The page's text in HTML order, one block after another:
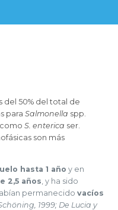
del 50% del total de
paraSalmonella spp.
comoS. enterica ser.
son más
hasta 1 año y en
2,5 años , y ha sido
permanecidovacíos
1999; De Lucia y